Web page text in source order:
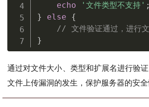
echo
'文件类型不支持' ;
}
else
{
// 文件验证通过，进行
}
通过对文件大小、类型和扩展名进行验
文件上传漏洞的发生，保护服务器的安全